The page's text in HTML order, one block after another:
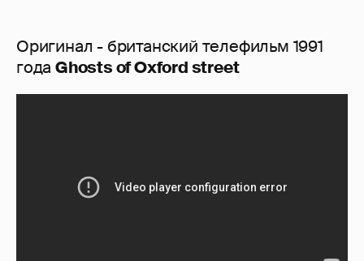
Оригинал - британский телефильм 1991
года Ghosts of Oxford street